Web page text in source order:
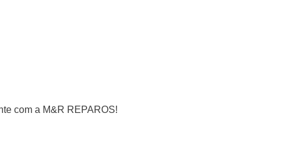
com a M&R REPAROS!